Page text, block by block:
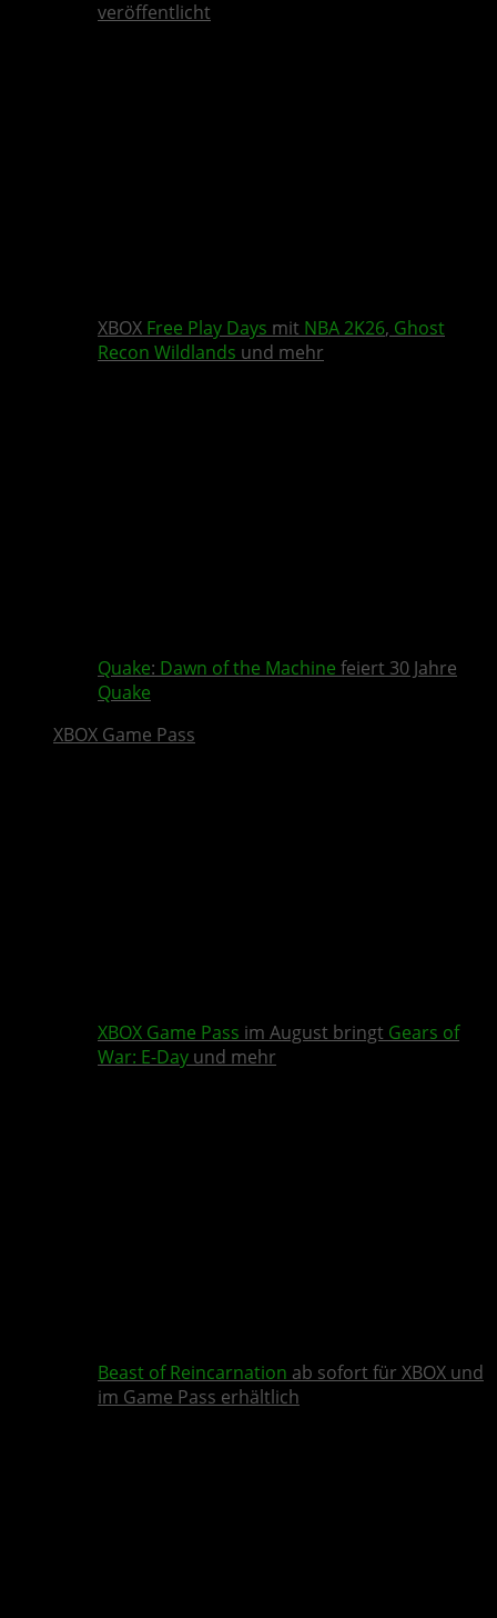
veröffentlicht
XBOX Free Play Days mit NBA 2K26, Ghost
Recon Wildlands und mehr
Quake: Dawn of the Machine feiert 30 Jahre
Quake
XBOX Game Pass
XBOX Game Pass im August bringt Gears of
War: E-Day und mehr
Beast of Reincarnation ab sofort für XBOX und
im Game Pass erhältlich